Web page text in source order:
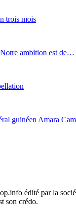
trois mois
ambition est de…
guinéen Amara
édité par la
son crédo.